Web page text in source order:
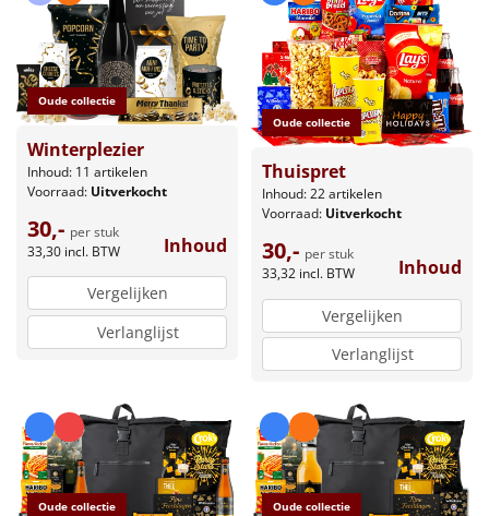
Oude collectie
Winterplezier
Inhoud: 11 artikelen
Voorraad: Uitverkocht
30,- per stuk
33,30 incl. BTW Inhoud
Vergelijken
Verlanglijst
Oude collectie
Thuispret
Inhoud: 22 artikelen
Voorraad: Uitverkocht
30,- per stuk
33,32 incl. BTW Inhoud
Vergelijken
Verlanglijst
Oude collectie Oude collectie